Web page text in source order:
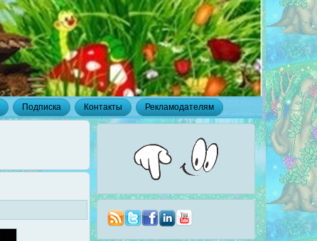
Подписка Контакты Рекламодателям